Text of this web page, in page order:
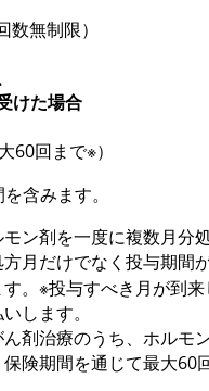
数無制限）
けた場合
60回まで※）
含みます。
ン剤を一度に複数月分
月だけでなく投与期間
。※投与すべき月が到来
します。
剤治療のうち、ホルモ
険期間を通じて最大60